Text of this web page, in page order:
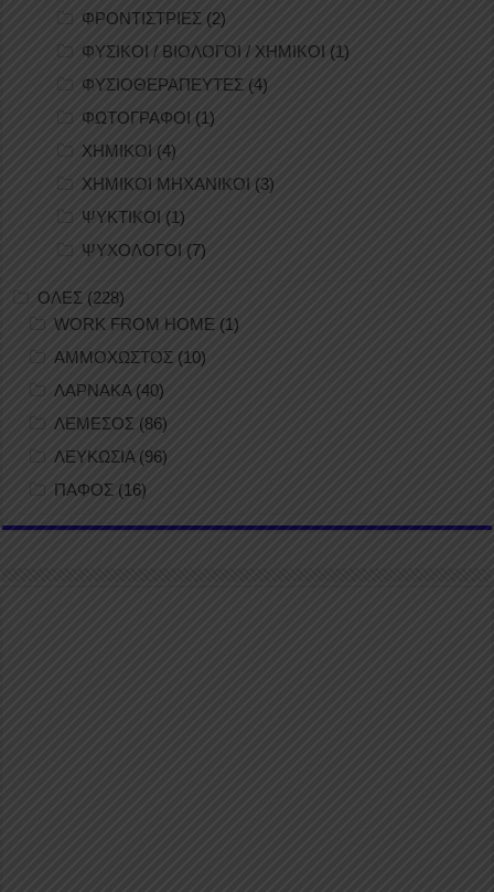
ΦΡΟΝΤΙΣΤΡΙΕΣ (2)
ΦΥΣΙΚΟΙ / ΒΙΟΛΟΓΟΙ / ΧΗΜΙΚΟΙ (1)
ΦΥΣΙΟΘΕΡΑΠΕΥΤΕΣ (4)
ΦΩΤΟΓΡΑΦΟΙ (1)
ΧΗΜΙΚΟΙ (4)
ΧΗΜΙΚΟΙ ΜΗΧΑΝΙΚΟΙ (3)
ΨΥΚΤΙΚΟΙ (1)
ΨΥΧΟΛΟΓΟΙ (7)
ΟΛΕΣ (228)
WORK FROM HOME (1)
ΑΜΜΟΧΩΣΤΟΣ (10)
ΛΑΡΝΑΚΑ(40)
ΛΕΜΕΣΟΣ (86)
ΛΕΥΚΩΣΙΑ (96)
ΠΑΦΟΣ (16)